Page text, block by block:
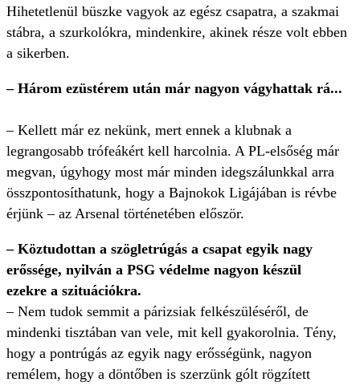
Hihetetlenül büszke vagyok az egész csapatra, a szakmai
stábra, a szurkolókra, mindenkire, akinek része volt ebben
a sikerben.
– Három ezüstérem után már nagyon vágyhattak rá...
– Kellett már ez nekünk, mert ennek a klubnak a
legrangosabb trófeákért kell harcolnia. A PL-elsőség már
megvan, úgyhogy most már minden idegszálunkkal arra
összpontosíthatunk, hogy a Bajnokok Ligájában is révbe
érjünk – az Arsenal történetében először.
– Köztudottan a szögletrúgás a csapat egyik nagy
erőssége, nyilván a PSG védelme nagyon készül
ezekre a szituációkra.
– Nem tudok semmit a párizsiak felkészüléséről, de
mindenki tisztában van vele, mit kell gyakorolnia. Tény,
hogy a pontrúgás az egyik nagy erősségünk, nagyon
remélem, hogy a döntőben is szerzünk gólt rögzített